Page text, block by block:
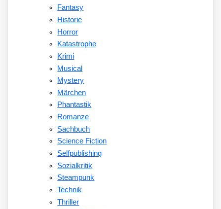
Fantasy
Historie
Horror
Katastrophe
Krimi
Musical
Mystery
Märchen
Phantastik
Romanze
Sachbuch
Science Fiction
Selfpublishing
Sozialkritik
Steampunk
Technik
Thriller